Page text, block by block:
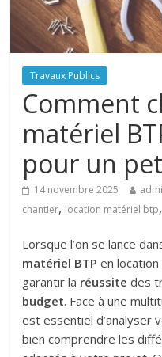
Travaux Publics
Comment
matériel
pour un
14 novembre 2025
chantier, location matériel btp,
Lorsque l’on se lance
matériel BTP en
garantir la réussite des
budget. Face à une
est essentiel d’analyser
bien comprendre les